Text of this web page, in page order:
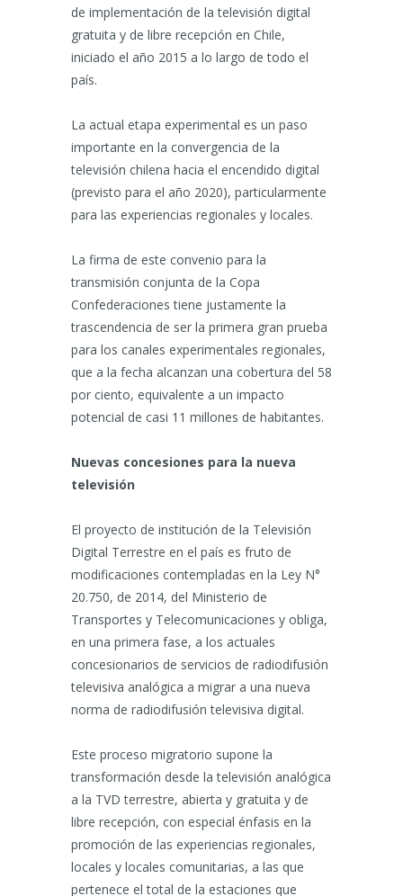
de implementación de la televisión digital
gratuita y de libre recepción en Chile,
iniciado el año 2015 a lo largo de todo el
país.
La actual etapa experimental es un paso
importante en la convergencia de la
televisión chilena hacia el encendido digital
(previsto para el año 2020), particularmente
para las experiencias regionales y locales.
La firma de este convenio para la
transmisión conjunta de la Copa
Confederaciones tiene justamente la
trascendencia de ser la primera gran prueba
para los canales experimentales regionales,
que a la fecha alcanzan una cobertura del 58
por ciento, equivalente a un impacto
potencial de casi 11 millones de habitantes.
Nuevas concesiones para la nueva
televisión
El proyecto de institución de la Televisión
Digital Terrestre en el país es fruto de
modificaciones contempladas en la Ley N°
20.750, de 2014, del Ministerio de
Transportes y Telecomunicaciones y obliga,
en una primera fase, a los actuales
concesionarios de servicios de radiodifusión
televisiva analógica a migrar a una nueva
norma de radiodifusión televisiva digital.
Este proceso migratorio supone la
transformación desde la televisión analógica
a la TVD terrestre, abierta y gratuita y de
libre recepción, con especial énfasis en la
promoción de las experiencias regionales,
locales y locales comunitarias, a las que
pertenece el total de la estaciones que